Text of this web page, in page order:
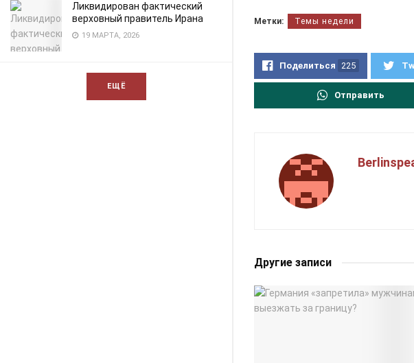
Ликвидирован фактический
верховный правитель Ирана
19 МАРТА, 2026
ЕЩЁ
Метки: Темы недели
Поделиться 225
Отправить
Другие записи